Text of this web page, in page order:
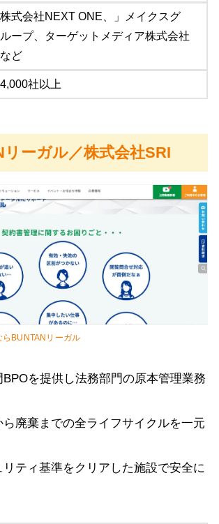
株式会社NEXT ONE、」メイクスグ
ループ、ターゲットメディア株式会社
など
4,000社以上
リーガル／株式会社SRI
BUNTANリーガル
を提供し法務部門の原本管理業務
廃棄までの全ライフサイクルを一元
リティ基準をクリアした施設で安全に